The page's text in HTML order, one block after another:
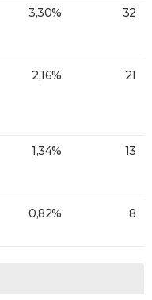
3,30% 32
2,16% 21
1,34% 13
0,82% 8